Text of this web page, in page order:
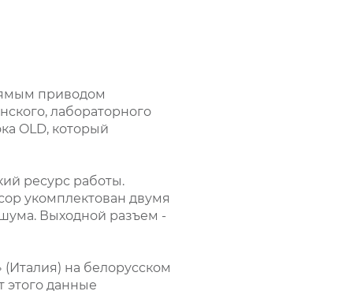
приводом
лабораторного
OLD, который
ресурс работы.
укомплектован двумя
Выходной разъем -
на белорусском
этого данные